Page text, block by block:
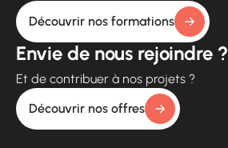
Découvrir nos formations
Envie de nous rejoindre ?
Et de contribuer à nos projets ?
Découvrir nos offres